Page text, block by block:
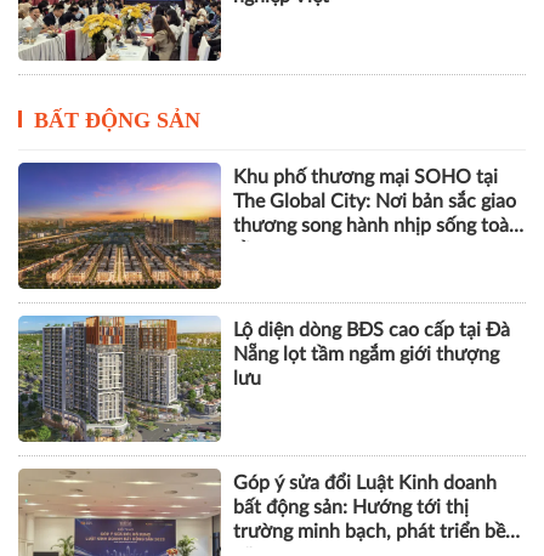
Khu phố thương mại SOHO tại
Lộ diện dòng BĐS cao cấp tại Đà
Nẵng lọt tầm ngắm giới thượng
lưu
Góp ý sửa đổi Luật Kinh doanh
bất động sản: Hướng tới thị
trường minh bạch, phát triển bền
Hơn 1.000 căn nhà tại dự án Aqua
City đang thế chấp ngân hàng,
chủ đầu tư nói gì?